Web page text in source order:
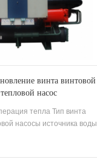
винта винтовой
насос
тепла Тип винта
насосы источника воды
потребляемая